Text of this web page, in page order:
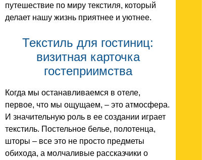
путешествие по миру текстиля, который
делает нашу жизнь приятнее и уютнее.
Текстиль для гостиниц:
визитная карточка
гостеприимства
Когда мы останавливаемся в отеле,
первое, что мы ощущаем, – это атмосфера.
И значительную роль в ее создании играет
текстиль. Постельное белье, полотенца,
шторы – все это не просто предметы
обихода, а молчаливые рассказчики о